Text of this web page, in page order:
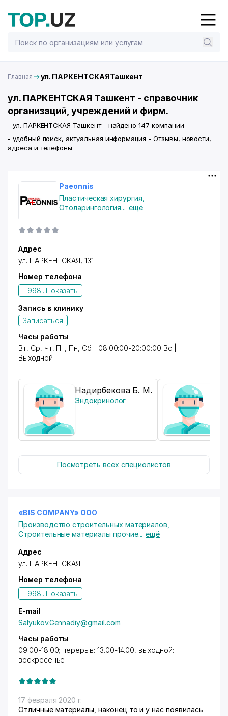
Главная ул. ПАРКЕНТСКАЯТашкент
ул. ПАРКЕНТСКАЯ Ташкент - справочник
организаций, учреждений и фирм.
- ул. ПАРКЕНТСКАЯ Ташкент - найдено 147 компании
- удобный поиск, актуальная информация - Отзывы, новости,
адреса и телефоны
Paeonnis
Пластическая хирургия
Отоларингология... ещё
Адрес
ул. ПАРКЕНТСКАЯ, 131
Номер телефона
+998...Показать
Запись в клинику
Записаться
Часы работы
Вт, Ср, Чт, Пт, Пн, Сб | 08:00:00-20:00:00 Вс |
Выходной
Надирбекова Б. М.
Эндокринолог
Посмотреть всех специолистов
«BIS COMPANY» ООО
Производство строительных материалов
Строительные материалы прочие... ещё
Адрес
ул. ПАРКЕНТСКАЯ
Номер телефона
+998...Показать
E-mail
Salyukov.Gennadiy@gmail.com
Часы работы
09.00-18.00; перерыв: 13.00-14.00, выходной:
воскресенье
17 февраля 2020 г.
Отличные материалы, наконец то и у нас появилась